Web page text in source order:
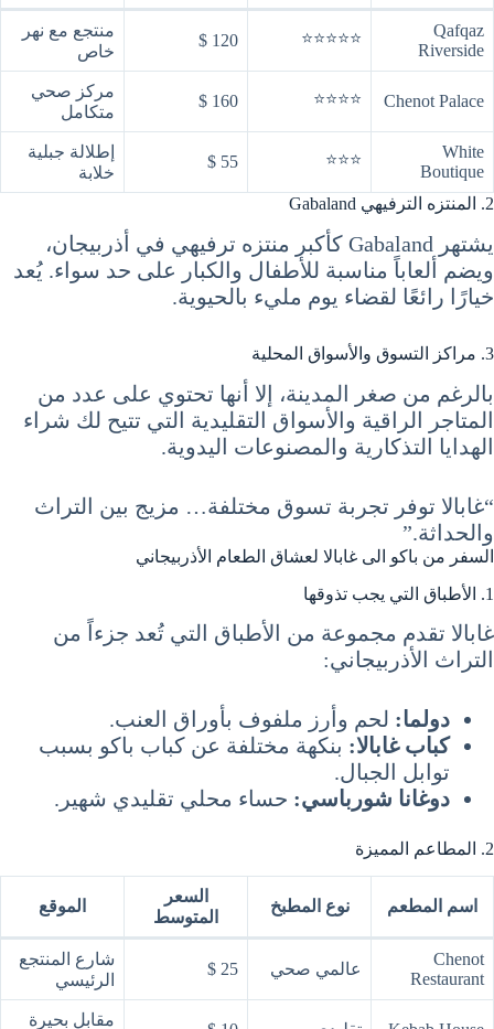
Qafqaz
Riverside
⭐⭐⭐⭐⭐
120 $
منتجع مع نهر
خاص
Chenot Palace
⭐⭐⭐⭐
160 $
مركز صحي
متكامل
White
Boutique
⭐⭐⭐
55 $
إطلالة جبلية
خلابة
2. المنتزه الترفيهي Gabaland
يشتهر Gabaland كأكبر منتزه ترفيهي في أذربيجان،
ويضم ألعاباً مناسبة للأطفال والكبار على حد سواء. يُعد
خيارًا رائعًا لقضاء يوم مليء بالحيوية.
3. مراكز التسوق والأسواق المحلية
بالرغم من صغر المدينة، إلا أنها تحتوي على عدد من
المتاجر الراقية والأسواق التقليدية التي تتيح لك شراء
الهدايا التذكارية والمصنوعات اليدوية.
“غابالا توفر تجربة تسوق مختلفة… مزيج بين التراث
والحداثة.”
السفر من باكو الى غابالا لعشاق الطعام الأذربيجاني
1. الأطباق التي يجب تذوقها
غابالا تقدم مجموعة من الأطباق التي تُعد جزءاً من
التراث الأذربيجاني:
دولما: لحم وأرز ملفوف بأوراق العنب.
كباب غابالا: بنكهة مختلفة عن كباب باكو بسبب
توابل الجبال.
دوغانا شورباسي: حساء محلي تقليدي شهير.
2. المطاعم المميزة
اسم المطعم نوع المطبخ
السعر
المتوسط
الموقع
Chenot
Restaurant
عالمي صحي 25 $
شارع المنتجع
الرئيسي
مقابل بحيرة